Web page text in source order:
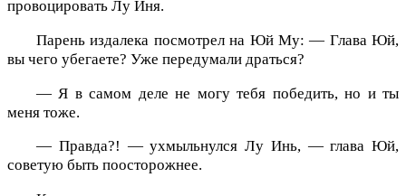
провоцировать Лу Иня.
Парень издалека посмотрел на Юй Му: — Глава Юй,
вы чего убегаете? Уже передумали драться?
— Я в самом деле не могу тебя победить, но и ты
меня тоже.
— Правда?! — ухмыльнулся Лу Инь, — глава Юй,
советую быть поосторожнее.